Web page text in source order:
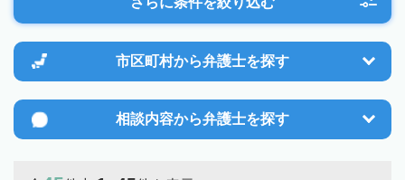
市区町村から弁護士を探す
相談内容から弁護士を探す